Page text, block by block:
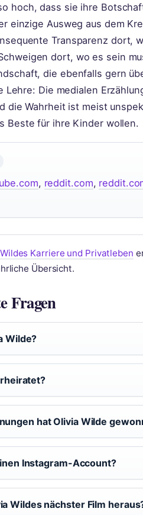
hoch, dass sie ihre
einzige Ausweg aus dem
Transparenz dort,
dort, wo es sein
die ebenfalls gern
Lehre: Die medialen
die Wahrheit ist meist
Beste für ihre Kinder wollen.
, reddit.com,
Karriere und Privatleben
Übersicht.
Fragen
Wilde?
hat Olivia Wilde
Instagram-Account?
Wildes nächster Film